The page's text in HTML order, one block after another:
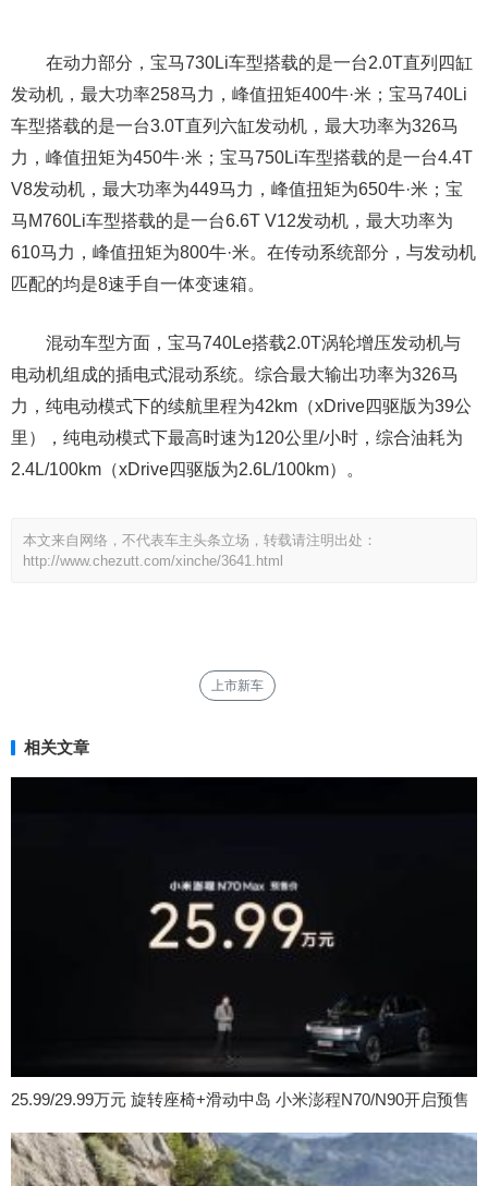
在动力部分，宝马730Li车型搭载的是一台2.0T直列四缸
发动机，最大功率258马力，峰值扭矩400牛·米；宝马740Li
车型搭载的是一台3.0T直列六缸发动机，最大功率为326马
力，峰值扭矩为450牛·米；宝马750Li车型搭载的是一台4.4T
V8发动机，最大功率为449马力，峰值扭矩为650牛·米；宝
马M760Li车型搭载的是一台6.6T V12发动机，最大功率为
610马力，峰值扭矩为800牛·米。在传动系统部分，与发动机
匹配的均是8速手自一体变速箱。
混动车型方面，宝马740Le搭载2.0T涡轮增压发动机与
电动机组成的插电式混动系统。综合最大输出功率为326马
力，纯电动模式下的续航里程为42km（xDrive四驱版为39公
里），纯电动模式下最高时速为120公里/小时，综合油耗为
2.4L/100km（xDrive四驱版为2.6L/100km）。
本文来自网络，不代表车主头条立场，转载请注明出处：
http://www.chezutt.com/xinche/3641.html
上市新车
相关文章
25.99/29.99万元 旋转座椅+滑动中岛 小米澎程N70/N90开启预售